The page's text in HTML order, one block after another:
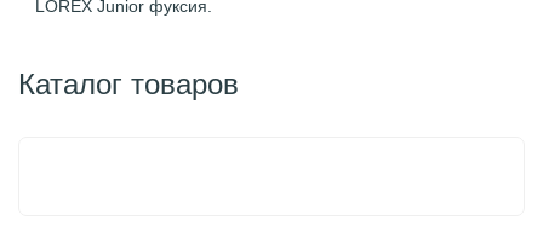
LOREX Junior фуксия.
Каталог товаров